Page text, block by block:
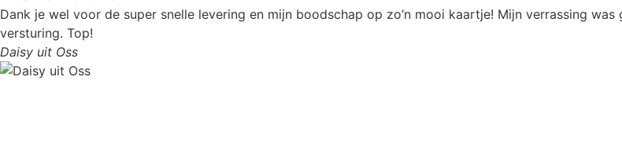
Dank je wel voor de super snelle levering en mijn boodschap op zo’n mooi kaartje! Mijn verrassing
versturing. Top!
Daisy uit Oss